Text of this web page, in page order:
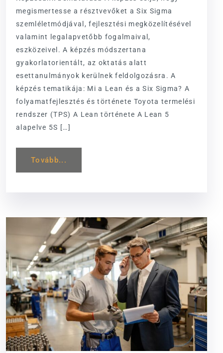
megismertesse a résztvevőket a Six Sigma
szemléletmódjával, fejlesztési megközelítésével
valamint legalapvetőbb fogalmaival,
eszközeivel. A képzés módszertana
gyakorlatorientált, az oktatás alatt
esettanulmányok kerülnek feldolgozásra. A
képzés tematikája: Mi a Lean és a Six Sigma? A
folyamatfejlesztés és története Toyota termelési
rendszer (TPS) A Lean története A Lean 5
alapelve 5S […]
Tovább...